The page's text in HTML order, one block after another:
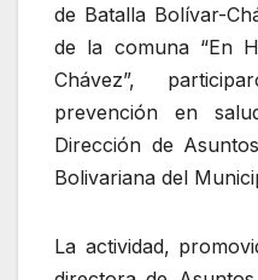
de Batalla Bolívar-
de la comuna “En
Chávez”,
prevención en
Dirección de
Bolivariana del
La actividad,